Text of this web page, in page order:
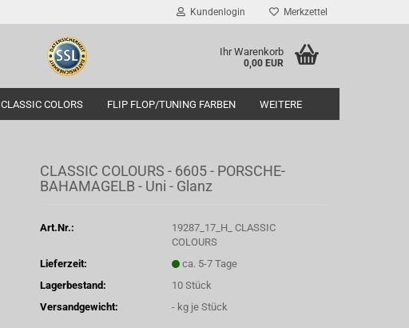
Kundenlogin Merkzettel
Ihr Warenkorb
0,00 EUR
CLASSIC COLORS FLIP FLOP/TUNING FARBEN WEITERE
CLASSIC COLOURS - 6605 - PORSCHE-
BAHAMAGELB - Uni - Glanz
Art.Nr.:
19287_17_H_ CLASSIC
COLOURS
Lieferzeit:
ca. 5-7 Tage
Lagerbestand:
10 Stück
Versandgewicht:
- kg je Stück